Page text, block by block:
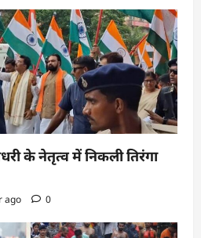
के नेतृत्व में निकली तिरंगा
ago 0